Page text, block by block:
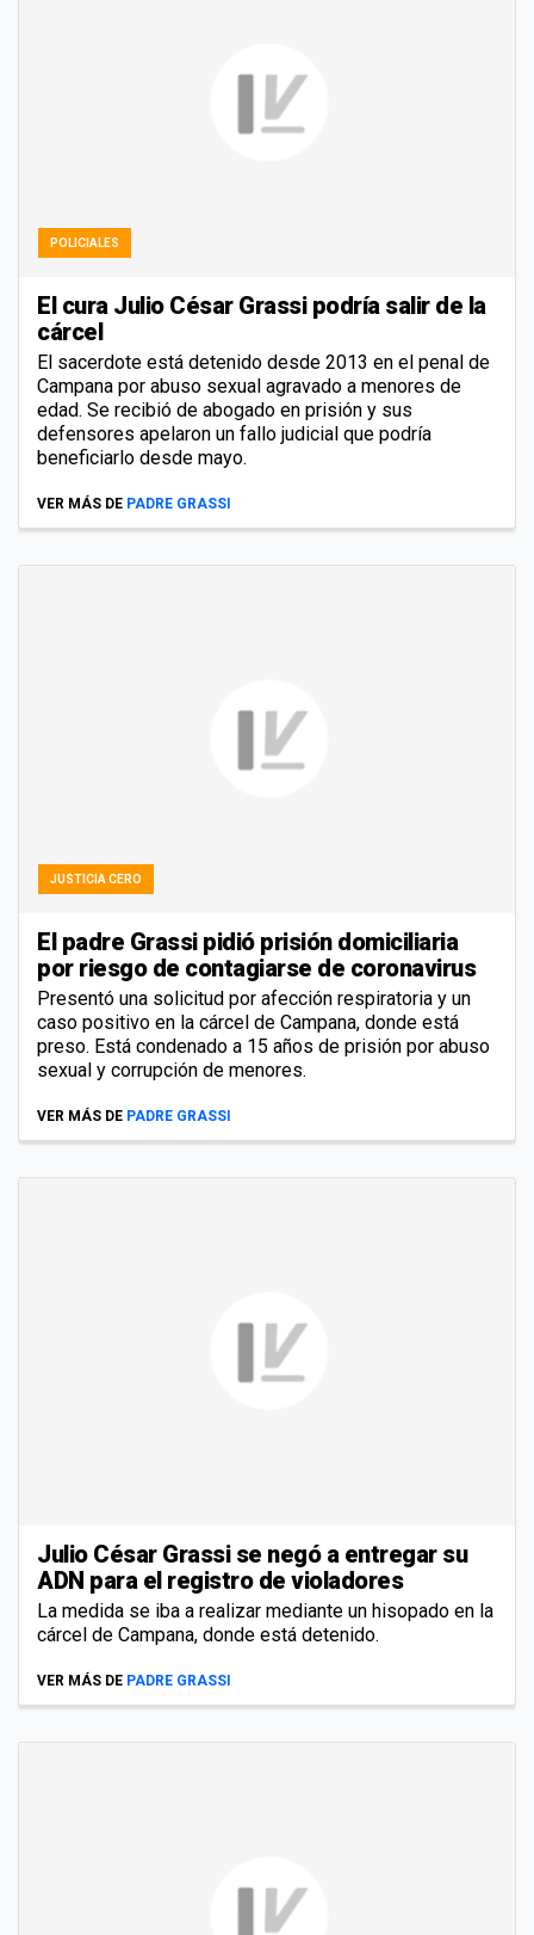
POLICIALES
El cura Julio César Grassi podría salir de la
cárcel
El sacerdote está detenido desde 2013 en el penal de
Campana por abuso sexual agravado a menores de
edad. Se recibió de abogado en prisión y sus
defensores apelaron un fallo judicial que podría
beneficiarlo desde mayo.
VER MÁS DE PADRE GRASSI
JUSTICIA CERO
El padre Grassi pidió prisión domiciliaria
por riesgo de contagiarse de coronavirus
Presentó una solicitud por afección respiratoria y un
caso positivo en la cárcel de Campana, donde está
preso. Está condenado a 15 años de prisión por abuso
sexual y corrupción de menores.
VER MÁS DE PADRE GRASSI
Julio César Grassi se negó a entregar su
ADN para el registro de violadores
La medida se iba a realizar mediante un hisopado en la
cárcel de Campana, donde está detenido.
VER MÁS DE PADRE GRASSI